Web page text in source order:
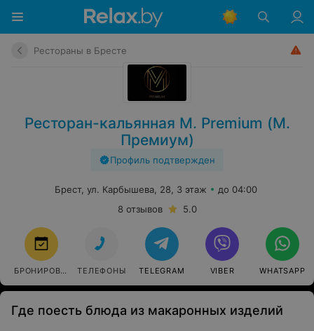
Рестораны в Бресте
Ресторан-кальянная М. Premium (М.
Премиум)
Профиль подтвержден
Брест, ул. Карбышева, 28, 3 этаж
до 04:00
8 отзывов
5.0
БРОНИРОВАТЬ ТЕЛЕФОНЫ TELEGRAM VIBER WHATSAPP
Где поесть блюда из макаронных изделий